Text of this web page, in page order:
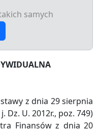
samych
z dnia 29 sierpnia
Dz. U. 2012r., poz. 749)
Finansów z dnia 20